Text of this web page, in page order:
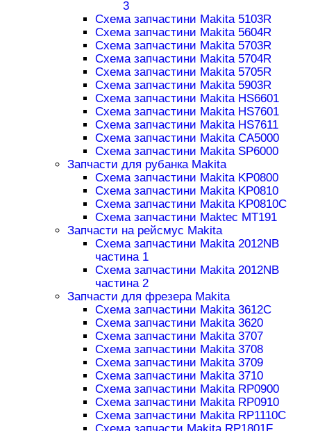
3
Схема запчастини Makita 5103R
Схема запчастини Makita 5604R
Схема запчастини Makita 5703R
Схема запчастини Makita 5704R
Схема запчастини Makita 5705R
Схема запчастини Makita 5903R
Схема запчастини Makita HS6601
Схема запчастини Makita HS7601
Схема запчастини Makita HS7611
Схема запчастини Makita CA5000
Схема запчастини Makita SP6000
Запчасти для рубанка Makita
Схема запчастини Makita KP0800
Схема запчастини Makita KP0810
Схема запчастини Makita KP0810C
Схема запчастини Maktec MT191
Запчасти на рейсмус Makita
Схема запчастини Makita 2012NB
частина 1
Схема запчастини Makita 2012NB
частина 2
Запчасти для фрезера Makita
Схема запчастини Makita 3612C
Схема запчастини Makita 3620
Схема запчастини Makita 3707
Схема запчастини Makita 3708
Схема запчастини Makita 3709
Схема запчастини Makita 3710
Схема запчастини Makita RP0900
Схема запчастини Makita RP0910
Схема запчастини Makita RP1110C